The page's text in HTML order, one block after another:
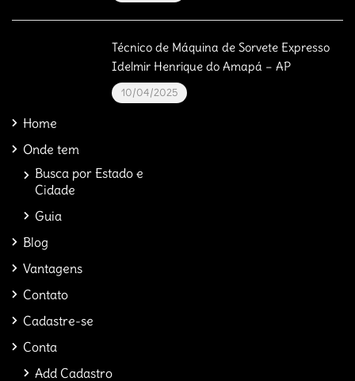
Técnico de Máquina de Sorvete Expresso
Idelmir Henrique do Amapá – AP
10/04/2025
Home
Onde tem
Busca por Estado e
Cidade
Guia
Blog
Vantagens
Contato
Cadastre-se
Conta
Add Cadastro